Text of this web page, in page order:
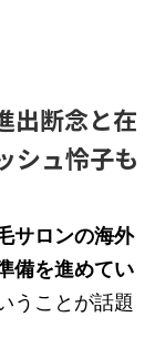
出断念と在
シュ怜子も
サロンの海外
備を進めてい
うことが話題